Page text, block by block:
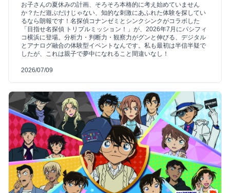
お子さんの夏休みの計画、そろそろ本格的に考え始めていません
か？ただ遊ぶだけじゃない、知的な刺激にあふれた体験を探してい
るなら朗報です！名探偵コナンゼミとシンクシンクがコラボした
「目指せ名探偵 トリプルミッション！」が、2026年7月にパシフィ
コ横浜に登場。分析力・判断力・観察力がグンと伸びる、デジタル
とアナログ融合の体験型イベントなんです。私も最初は半信半疑で
したが、これは親子で夢中になれること間違いなし！
2026/07/09